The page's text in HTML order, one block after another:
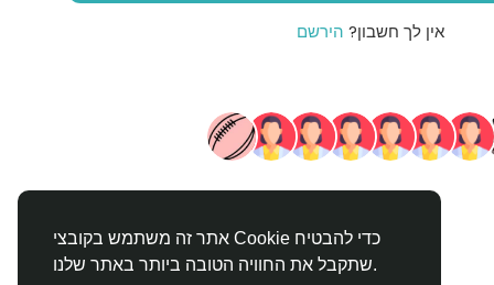
אתר זה משתמש בקובצי Cookie כדי להבטיח
שתקבל את החוויה הטובה ביותר באתר שלנו.
אין לך חשבון? הירשם